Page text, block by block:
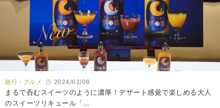
旅行・グルメ 2024/02/06
まるで呑むスイーツのように濃厚！デザート感覚で楽しめる大人
のスイーツリキュール「…